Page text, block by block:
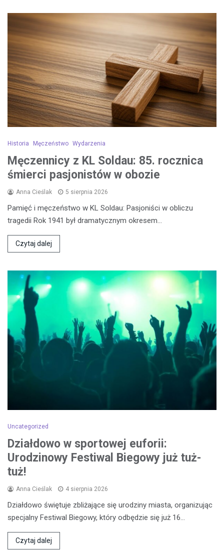
Historia Męczeństwo Wydarzenia
Męczennicy z KL Soldau: 85. rocznica
śmierci pasjonistów w obozie
Anna Cieślak 5 sierpnia 2026
Pamięć i męczeństwo w KL Soldau: Pasjoniści w obliczu
tragedii Rok 1941 był dramatycznym okresem…
Czytaj dalej
Uncategorized
Działdowo w sportowej euforii:
Urodzinowy Festiwal Biegowy już tuż-
tuż!
Anna Cieślak 4 sierpnia 2026
Działdowo świętuje zbliżające się urodziny miasta, organizując
specjalny Festiwal Biegowy, który odbędzie się już 16…
Czytaj dalej